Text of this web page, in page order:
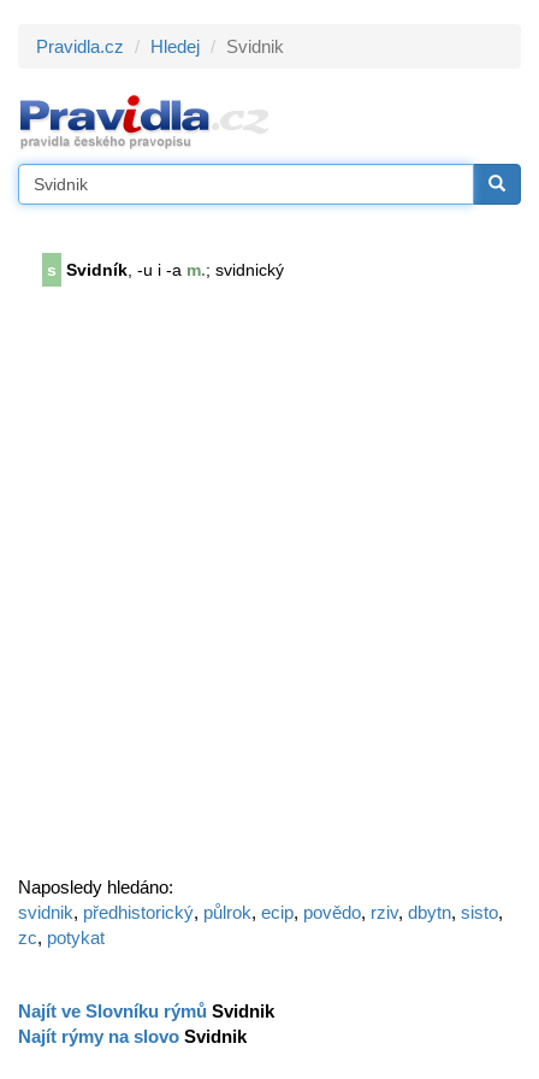
Pravidla.cz Hledej Svidnik
s Svidník , -u i -a m.; svidnický
Naposledy hledáno:
svidnik, předhistorický, půlrok, ecip, povědo, rziv, dbytn, sisto,
zc, potykat
Najít ve Slovníku rýmů Svidnik
Najít rýmy na slovo Svidnik